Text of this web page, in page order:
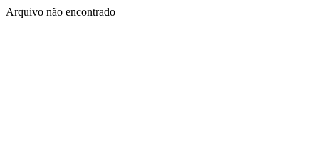
Arquivo não encontrado